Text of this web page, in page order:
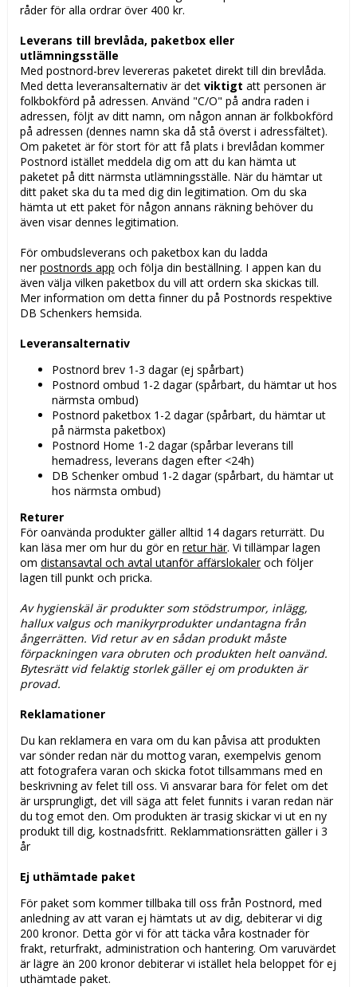
råder för alla ordrar över 400 kr.
Leverans till brevlåda, paketbox eller
utlämningsställe
Med postnord-brev levereras paketet direkt till din brevlåda.
Med detta leveransalternativ är det viktigt att personen är
folkbokförd på adressen. Använd "C/O" på andra raden i
adressen, följt av ditt namn, om någon annan är folkbokförd
på adressen (dennes namn ska då stå överst i adressfältet).
Om paketet är för stort för att få plats i brevlådan kommer
Postnord istället meddela dig om att du kan hämta ut
paketet på ditt närmsta utlämningsställe. När du hämtar ut
ditt paket ska du ta med dig din legitimation. Om du ska
hämta ut ett paket för någon annans räkning behöver du
även visar dennes legitimation.
För ombudsleverans och paketbox kan du ladda
nerpostnords app och följa din beställning. I appen kan du
även välja vilken paketbox du vill att ordern ska skickas till.
Mer information om detta finner du på Postnords respektive
DB Schenkers hemsida.
Leveransalternativ
Postnord brev 1-3 dagar (ej spårbart)
Postnord ombud 1-2 dagar (spårbart, du hämtar ut hos
närmsta ombud)
Postnord paketbox 1-2 dagar (spårbart, du hämtar ut
på närmsta paketbox)
Postnord Home 1-2 dagar (spårbar leverans till
hemadress, leverans dagen efter <24h)
DB Schenker ombud 1-2 dagar (spårbart, du hämtar ut
hos närmsta ombud)
Returer
För oanvända produkter gäller alltid 14 dagars returrätt. Du
kan läsa mer om hur du gör en retur här. Vi tillämpar lagen
om distansavtal och avtal utanför affärslokaler och följer
lagen till punkt och pricka.
Av hygienskäl är produkter som stödstrumpor, inlägg,
hallux valgus och manikyrprodukter undantagna från
ångerrätten. Vid retur av en sådan produkt måste
förpackningen vara obruten och produkten helt oanvänd.
Bytesrätt vid felaktig storlek gäller ej om produkten är
provad.
Reklamationer
Du kan reklamera en vara om du kan påvisa att produkten
var sönder redan när du mottog varan, exempelvis genom
att fotografera varan och skicka fotot tillsammans med en
beskrivning av felet till oss. Vi ansvarar bara för felet om det
är ursprungligt, det vill säga att felet funnits i varan redan när
du tog emot den. Om produkten är trasig skickar vi ut en ny
produkt till dig, kostnadsfritt. Reklammationsrätten gäller i 3
år
Ej uthämtade paket
För paket som kommer tillbaka till oss från Postnord, med
anledning av att varan ej hämtats ut av dig, debiterar vi dig
200 kronor. Detta gör vi för att täcka våra kostnader för
frakt, returfrakt, administration och hantering. Om varuvärdet
är lägre än 200 kronor debiterar vi istället hela beloppet för ej
uthämtade paket.